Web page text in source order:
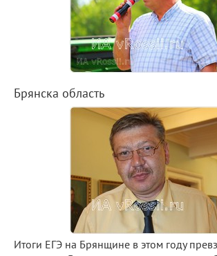
Брянска область
Итоги ЕГЭ на Брянщине в этом году